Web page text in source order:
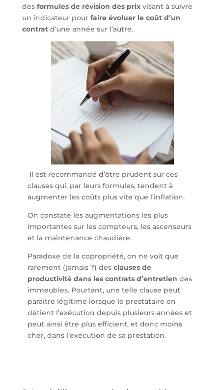
des formules de révision des prixvisant à suivre
un indicateur pour faire évoluer le coût d’un
contratd’une année sur l’autre.
Il est recommandé d’être prudent sur ces
clauses qui, par leurs formules, tendent à
augmenter les coûts plus vite que l’inflation.
On constate les augmentations les plus
importantes sur les compteurs, les ascenseurs
et la maintenance chaudière.
Paradoxe de la copropriété, on ne voit que
rarement (jamais ?) des clauses de
productivité dans les contrats d’entretien des
immeubles. Pourtant, une telle clause peut
paraitre légitime lorsque le prestataire en
détient l’exécution depuis plusieurs années et
peut ainsi être plus efficient, et donc moins
cher, dans l’exécution de sa prestation.